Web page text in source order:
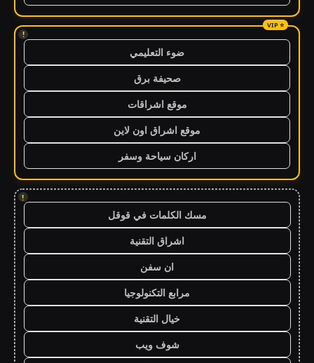
!
ضوء التعليمي
صحيفة برق
موقع اشراقات
موقع اشراق اون لاين
اركان سياحة وسفر
!
مسك الكلمات في قوقل
اشراق التقنية
ان سفن
مرابع التكنولوجيا
خيال التقنية
شوف ويب